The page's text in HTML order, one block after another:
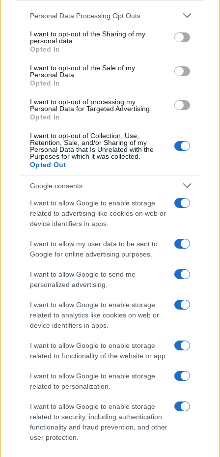
Please note that this website/app uses one or more Google
not limited to your visit or usage behaviour. You may click to
grant or deny consent to Google and its third-party tags to
use your data for below specified purposes in below Google
consent section.
Personal Data Processing Opt Outs
I want to opt-out of the Sharing of my
personal data.
Opted In
I want to opt-out of the Sale of my
Personal Data.
Opted In
I want to opt-out of processing my
Personal Data for Targeted Advertising.
Opted In
I want to opt-out of Collection, Use,
Retention, Sale, and/or Sharing of my
Personal Data that Is Unrelated with the
Purposes for which it was collected.
Opted Out
Google consents
I want to allow Google to enable storage
related to advertising like cookies on web or
device identifiers in apps.
I want to allow my user data to be sent to
Google for online advertising purposes.
I want to allow Google to send me
personalized advertising.
I want to allow Google to enable storage
related to analytics like cookies on web or
device identifiers in apps.
I want to allow Google to enable storage
related to functionality of the website or app.
I want to allow Google to enable storage
related to personalization.
I want to allow Google to enable storage
related to security, including authentication
functionality and fraud prevention, and other
user protection.
GTA IV: The ballad of gay Tony,
11 mayo, 2020
Domo-kun llega al DSiWare en
forma de 5 minijuegos, imágenes y
vídeo
Cooking Mama 3: nuevas capturas
de pantalla con calabaza incluída
10 mayo, 2020
Últimas Noticias
Síguenos en Facebook
Actualidad.es es la gran fuente de información social. Actualidad,
televisión, crónica, deportes, gente, política y todas las noticias sobre
su ciudad.
confidencial, escríbanos a
staff@actualidad.es
: nos ocuparemos de
la retirada del material que atenta contra los derechos de terceros.
Copyright © 2024 | Actualidad.es - Publicado en España por
- Numero REA 2729933 - Todos los derechos reservados.
Contacto-Politica de cookies